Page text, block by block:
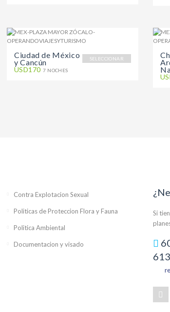
SELECCIONAR
Ciudad de México
y Cancún
USD170 7 NOCHES
Contra Explotacion Sexual
Politicas de Proteccion Flora y Fauna
Politica Ambiental
Documentacion y visado
Si